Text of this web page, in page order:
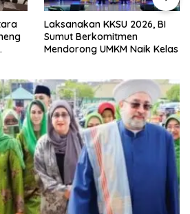
Laksanakan KKSU 2026, BI
Sumut Berkomitmen
Mendorong UMKM Naik Kelas